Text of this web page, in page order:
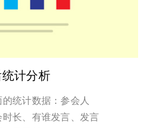
计分析
统计数据：参会人
长、有谁发言、发言